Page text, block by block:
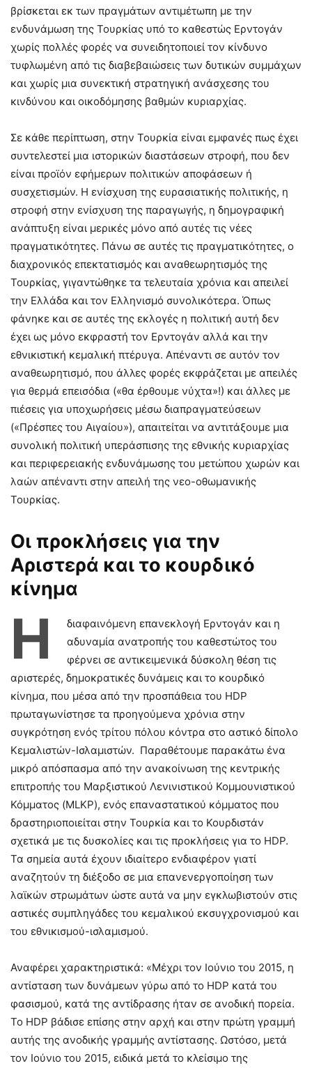
βρίσκεται εκ των πραγμάτων αντιμέτωπη με την
ενδυνάμωση της Τουρκίας υπό το καθεστώς Ερντογάν
χωρίς πολλές φορές να συνειδητοποιεί τον κίνδυνο
τυφλωμένη από τις διαβεβαιώσεις των δυτικών συμμάχων
και χωρίς μια συνεκτική στρατηγική ανάσχεσης του
κινδύνου και οικοδόμησης βαθμών κυριαρχίας.
Σε κάθε περίπτωση, στην Τουρκία είναι εμφανές πως έχει
συντελεστεί μια ιστορικών διαστάσεων στροφή, που δεν
είναι προϊόν εφήμερων πολιτικών αποφάσεων ή
συσχετισμών. Η ενίσχυση της ευρασιατικής πολιτικής, η
στροφή στην ενίσχυση της παραγωγής, η δημογραφική
ανάπτυξη είναι μερικές μόνο από αυτές τις νέες
πραγματικότητες. Πάνω σε αυτές τις πραγματικότητες, ο
διαχρονικός επεκτατισμός και αναθεωρητισμός της
Τουρκίας, γιγαντώθηκε τα τελευταία χρόνια και απειλεί
την Ελλάδα και τον Ελληνισμό συνολικότερα. Όπως
φάνηκε και σε αυτές της εκλογές η πολιτική αυτή δεν
έχει ως μόνο εκφραστή τον Ερντογάν αλλά και την
εθνικιστική κεμαλική πτέρυγα. Απέναντι σε αυτόν τον
αναθεωρητισμό, που άλλες φορές εκφράζεται με απειλές
για θερμά επεισόδια («θα έρθουμε νύχτα»!) και άλλες με
πιέσεις για υποχωρήσεις μέσω διαπραγματεύσεων
(«Πρέσπες του Αιγαίου»), απαιτείται να αντιτάξουμε μια
συνολική πολιτική υπεράσπισης της εθνικής κυριαρχίας
και περιφερειακής ενδυνάμωσης του μετώπου χωρών και
λαών απέναντι στην απειλή της νεο-οθωμανικής
Τουρκίας.
Οι προκλήσεις για την
Αριστερά και το κουρδικό
κίνημα
Η
διαφαινόμενη επανεκλογή Ερντογάν και η
αδυναμία ανατροπής του καθεστώτος του
φέρνει σε αντικειμενικά δύσκολη θέση τις
αριστερές, δημοκρατικές δυνάμεις και το κουρδικό
κίνημα, που μέσα από την προσπάθεια του HDP
πρωταγωνίστησε τα προηγούμενα χρόνια στην
συγκρότηση ενός τρίτου πόλου κόντρα στο αστικό δίπολο
Κεμαλιστών-Ισλαμιστών. Παραθέτουμε παρακάτω ένα
μικρό απόσπασμα από την ανακοίνωση της κεντρικής
επιτροπής του Μαρξιστικού Λενινιστικού Κομμουνιστικού
Κόμματος (MLKP), ενός επαναστατικού κόμματος που
δραστηριοποιείται στην Τουρκία και το Κουρδιστάν
σχετικά με τις δυσκολίες και τις προκλήσεις για το HDP.
Τα σημεία αυτά έχουν ιδιαίτερο ενδιαφέρον γιατί
αναζητούν τη διέξοδο σε μια επανενεργοποίηση των
λαϊκών στρωμάτων ώστε αυτά να μην εγκλωβιστούν στις
αστικές συμπληγάδες του κεμαλικού εκσυγχρονισμού και
του εθνικισμού-ισλαμισμού.
Αναφέρει χαρακτηριστικά: «Μέχρι τον Ιούνιο του 2015, η
αντίσταση των δυνάμεων γύρω από το HDP κατά του
φασισμού, κατά της αντίδρασης ήταν σε ανοδική πορεία.
Το HDP βάδισε επίσης στην αρχή και στην πρώτη γραμμή
αυτής της ανοδικής γραμμής αντίστασης. Ωστόσο, μετά
τον Ιούνιο του 2015, ειδικά μετά το κλείσιμο της